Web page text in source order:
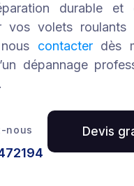
durable et
vos volets roulants
contacterdès
dépannage
nous